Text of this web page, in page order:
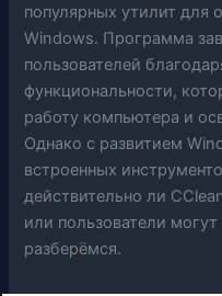
популярных утилит для
Windows. Программа
пользователей
функциональности,
работу компьютера и
Однако с развитием
встроенных
действительно ли
или пользователи
разберёмся.